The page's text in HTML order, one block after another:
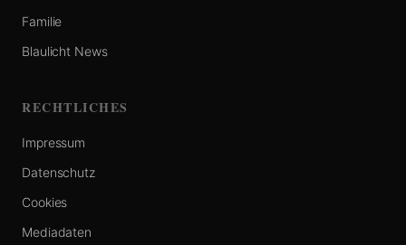
Familie
Blaulicht News
RECHTLICHES
Impressum
Datenschutz
Cookies
Mediadaten